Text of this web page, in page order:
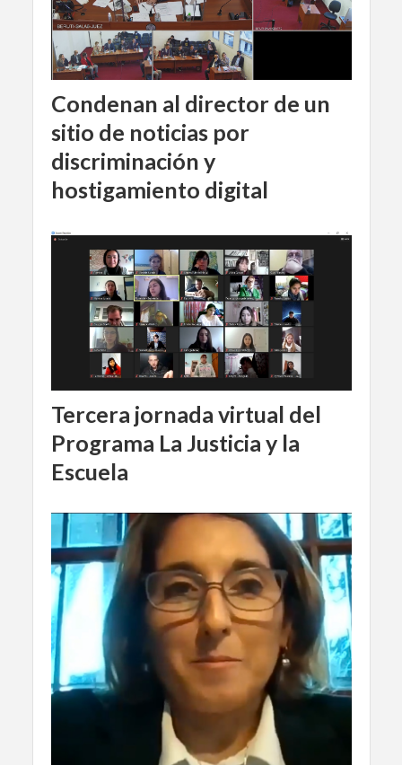
Condenan al director de un
sitio de noticias por
discriminación y
hostigamiento digital
Tercera jornada virtual del
Programa La Justicia y la
Escuela